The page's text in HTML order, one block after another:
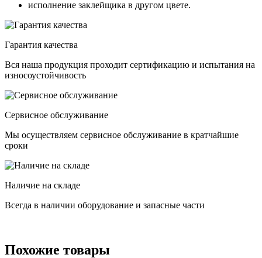
исполнение заклейщика в другом цвете.
Гарантия качества
Вся наша продукция проходит сертификацию и испытания на
износоустойчивость
Сервисное обслуживание
Мы осуществляем сервисное обслуживание в кратчайшие
сроки
Наличие на складе
Всегда в наличии оборудование и запасные части
Похожие товары